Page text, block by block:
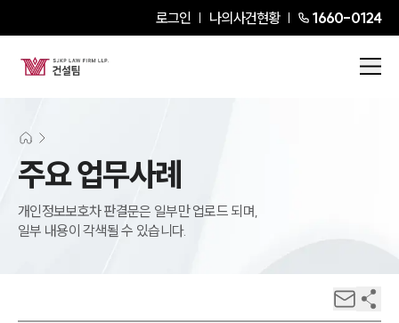
로그인 나의사건현황 1660-0124
주요 업무사례
개인정보보호차 판결문은 일부만 업로드 되며,
일부 내용이 각색될 수 있습니다.